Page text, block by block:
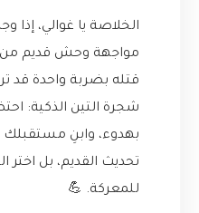
الخلاصة يا غوالي،
مواجهة وحش قديم من
قتله بضربة واحدة قد
شجرة التين الذكية:
بهدوء، وابنِ
تحديث القديم، بل اختر
للمعركة. 💪